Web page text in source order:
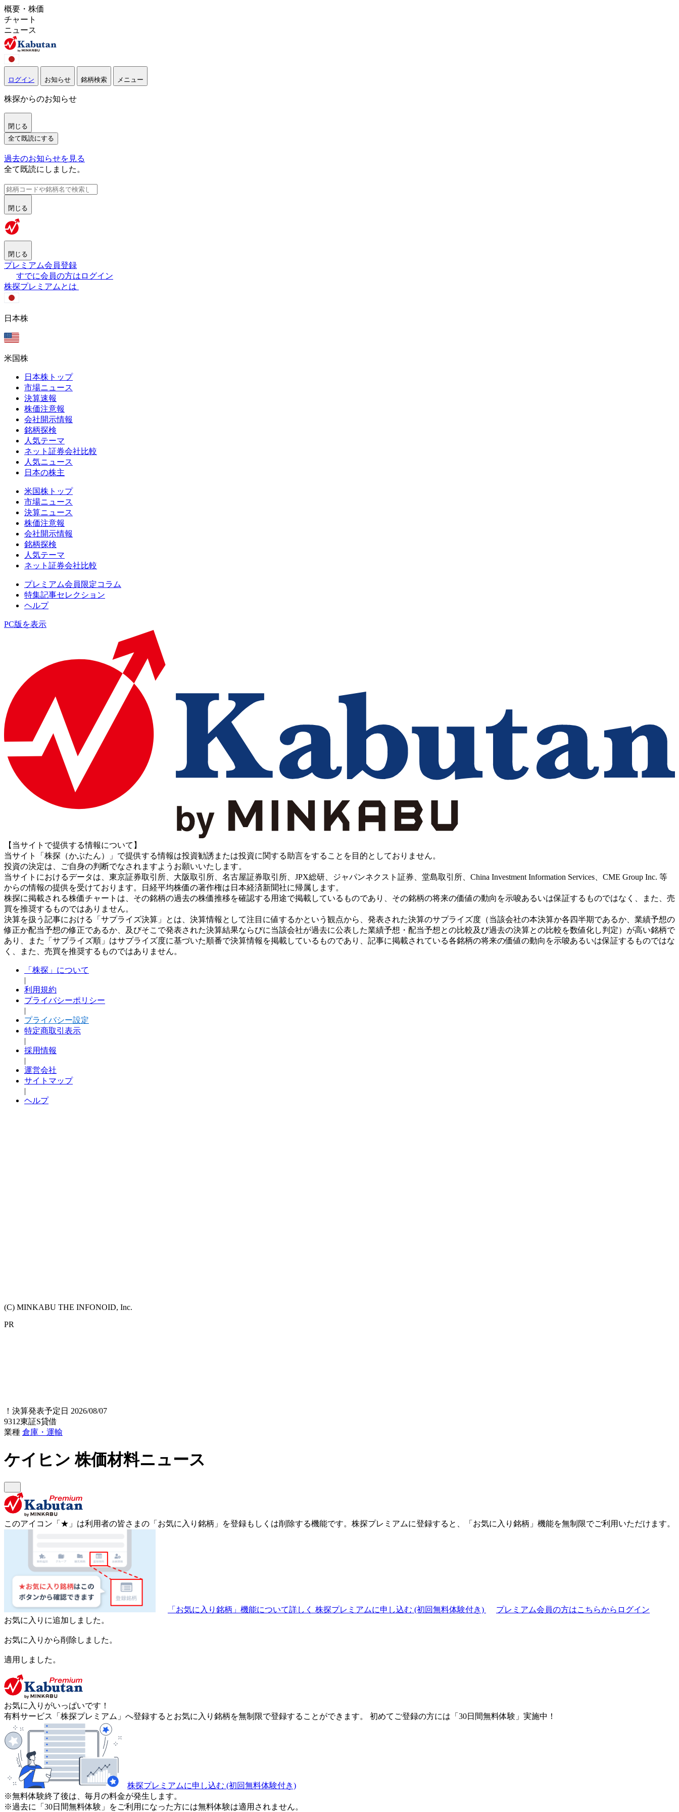
概要・株価
チャート
ニュース
ログイン お知らせ 銘柄検索 メニュー
株探からのお知らせ
閉じる
全て既読にする
過去のお知らせを見る
全て既読にしました。
閉じる
閉じる
プレミアム会員登録
すでに会員の方はログイン
株探プレミアムとは
日本株
米国株
日本株トップ
市場ニュース
決算速報
株価注意報
会社開示情報
銘柄探検
人気テーマ
ネット証券会社比較
人気ニュース
日本の株主
米国株トップ
市場ニュース
決算ニュース
株価注意報
会社開示情報
銘柄探検
人気テーマ
ネット証券会社比較
プレミアム会員限定コラム
特集記事セレクション
ヘルプ
PC版を表示
【当サイトで提供する情報について】
当サイト「株探（かぶたん）」で提供する情報は投資勧誘または投資に関する助言をすることを目的としておりません。
投資の決定は、ご自身の判断でなされますようお願いいたします。
当サイトにおけるデータは、東京証券取引所、大阪取引所、名古屋証券取引所、JPX総研、ジャパンネクスト証券、堂島取引所、China Investment Information Services、CME Group Inc. 等
からの情報の提供を受けております。日経平均株価の著作権は日本経済新聞社に帰属します。
株探に掲載される株価チャートは、その銘柄の過去の株価推移を確認する用途で掲載しているものであり、その銘柄の将来の価値の動向を示唆あるいは保証するものではなく、また、売
買を推奨するものではありません。
決算を扱う記事における「サプライズ決算」とは、決算情報として注目に値するかという観点から、発表された決算のサプライズ度（当該会社の本決算か各四半期であるか、業績予想の
修正か配当予想の修正であるか、及びそこで発表された決算結果ならびに当該会社が過去に公表した業績予想・配当予想との比較及び過去の決算との比較を数値化し判定）が高い銘柄で
あり、また「サプライズ順」はサプライズ度に基づいた順番で決算情報を掲載しているものであり、記事に掲載されている各銘柄の将来の価値の動向を示唆あるいは保証するものではな
く、また、売買を推奨するものではありません。
「株探」について
|
利用規約
プライバシーポリシー
|
プライバシー設定
特定商取引表示
|
採用情報
|
運営会社
サイトマップ
|
ヘルプ
(C) MINKABU THE INFONOID, Inc.
PR
！ 決算発表予定日 2026/08/07
9312東証S貸借
業種 倉庫・運輸
ケイヒン株価材料ニュース
このアイコン 「★」 は利用者の皆さまの 「お気に入り銘柄」を登録もしくは削除する機能です。 株探プレミアムに登録すると、「お気に入り銘柄」機能を無制限でご利用いただけます。
「お気に入り銘柄」機能について詳しく 株探プレミアムに申し込む (初回無料体験付き)
プレミアム会員の方はこちらからログイン
お気に入りに追加しました。
お気に入りから削除しました。
適用しました。
お気に入りがいっぱいです！
有料サービス「株探プレミアム」へ登録するとお気に入り銘柄を無制限で登録することができます。 初めてご登録の方には「30日間無料体験」実施中！
株探プレミアムに申し込む (初回無料体験付き)
※無料体験終了後は、毎月の料金が発生します。
※過去に「30日間無料体験」をご利用になった方には無料体験は適用されません。